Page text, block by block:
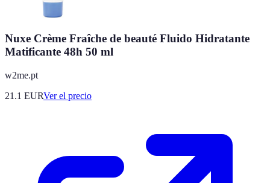
Nuxe Crème Fraîche de beauté Fluido Hidratante
Matificante 48h 50 ml
w2me.pt
21.1 EURVer el precio